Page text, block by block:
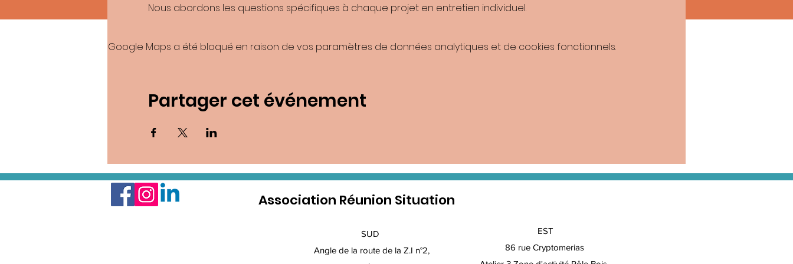
Nous abordons les questions spécifiques à chaque projet en entretien individuel.
Google Maps a été bloqué en raison de vos paramètres de données analytiques et de cookies fonctionnels.
Partager cet événement
Association Réunion Situation
SUD
Angle de la route de la Z.I n°2,
EST
86 rue Cryptomerias